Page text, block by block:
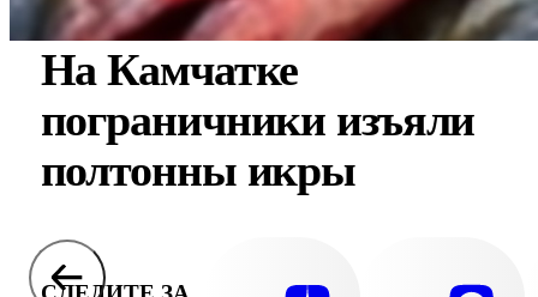
На Камчатке
пограничники изъяли
полтонны икры